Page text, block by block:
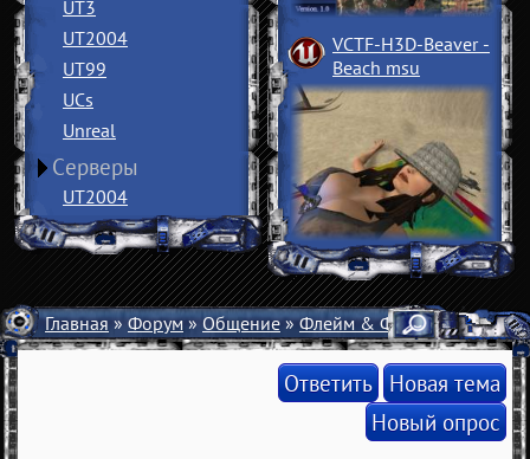
UT3
UT2004
UT99
UCs
Unreal
Серверы
UT2004
VCTF-H3D-Beaver ­
Beach msu
Главная»Форум»Общение»Флейм & Флуд» Делимся
Ответить Новая тема
Новый опрос